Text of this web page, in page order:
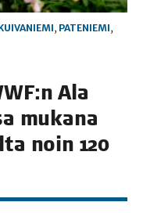
, PATENIEMI,
Ala
muka­na
noin 120